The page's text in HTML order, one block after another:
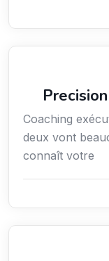
Coaching
deux vont
connaît votre